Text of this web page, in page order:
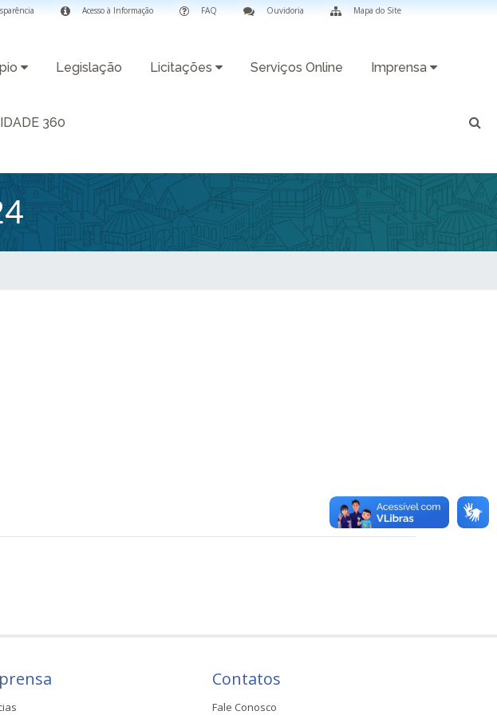
Mapa do Site
Ouvidoria
FAQ
Acesso à Informação
Legislação Licitações Serviços Online Imprensa
360
Contatos
Fale Conosco